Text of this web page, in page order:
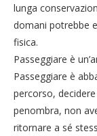
lunga
domani potrebbe
fisica.
Passeggiare è
Passeggiare è
percorso,
penombra, non
ritornare a sé